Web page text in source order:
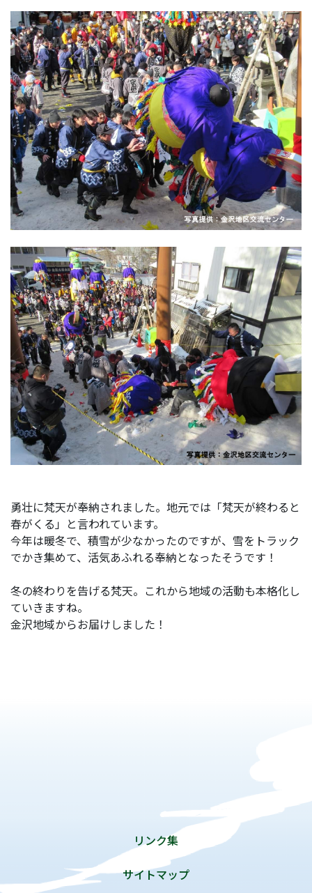
勇壮に梵天が奉納されました。地元では「梵天が終わると
春がくる」と言われています。
今年は暖冬で、積雪が少なかったのですが、雪をトラック
でかき集めて、活気あふれる奉納となったそうです！
冬の終わりを告げる梵天。これから地域の活動も本格化し
ていきますね。
金沢地域からお届けしました！
リンク集
サイトマップ